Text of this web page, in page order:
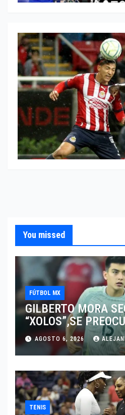
You missed
FÚTBOL MX
GILBERTO MORA
“XOLOS”,SE
JUGAR EN SU
AGOSTO 6, 2026
TENIS